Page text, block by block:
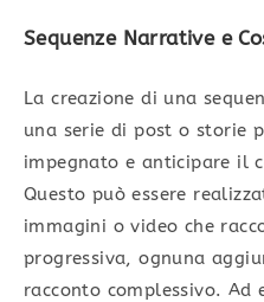
Sequenze Narrative e
La creazione di una
una serie di post o storie
impegnato e anticipare il
Questo può essere
immagini o video che
progressiva, ognuna
racconto complessivo. Ad